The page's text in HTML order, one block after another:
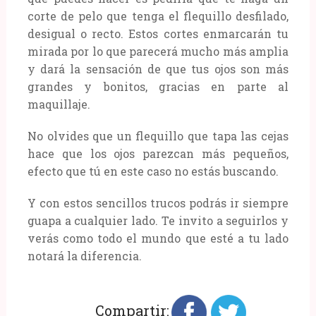
corte de pelo que tenga el flequillo desfilado,
desigual o recto. Estos cortes enmarcarán tu
mirada por lo que parecerá mucho más amplia
y dará la sensación de que tus ojos son más
grandes y bonitos, gracias en parte al
maquillaje.
No olvides que un flequillo que tapa las cejas
hace que los ojos parezcan más pequeños,
efecto que tú en este caso no estás buscando.
Y con estos sencillos trucos podrás ir siempre
guapa a cualquier lado. Te invito a seguirlos y
verás como todo el mundo que esté a tu lado
notará la diferencia.
Compartir: